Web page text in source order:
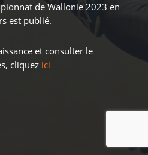
de Wallonie 2023 en
est publié.
et consulter le
cliquez ici